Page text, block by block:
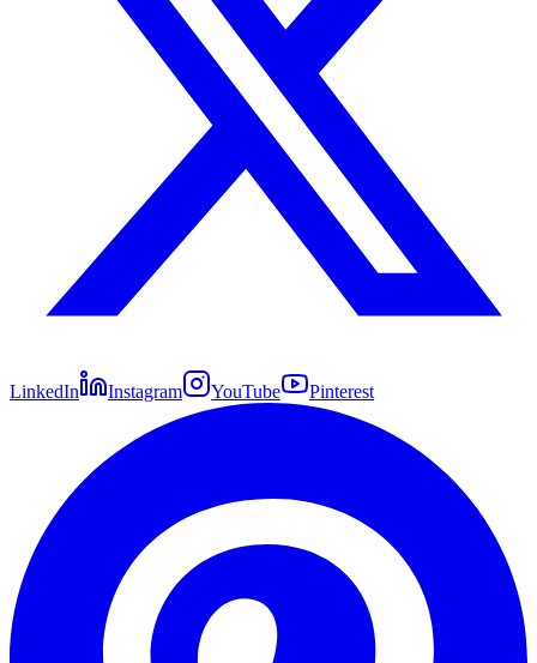
LinkedIn Instagram YouTube Pinterest